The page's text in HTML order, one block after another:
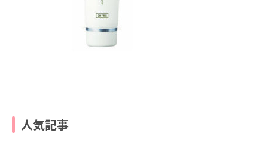
人気記事